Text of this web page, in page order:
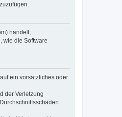
handelt;
wie die Software
ein vorsätzliches oder
der Verletzung